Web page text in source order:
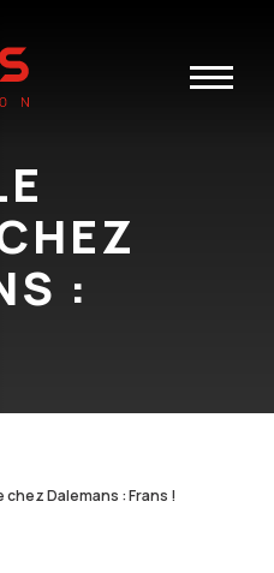
Toggle
:
Dalemans : Frans !